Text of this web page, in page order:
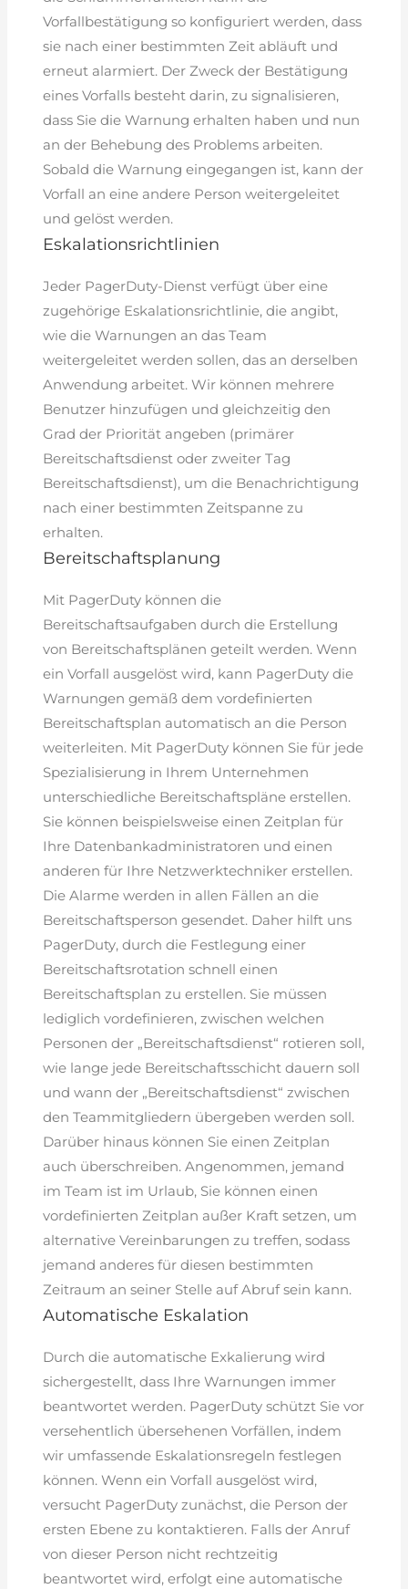
Vorfallbestätigung so konfiguriert werden, dass
sie nach einer bestimmten Zeit abläuft und
erneut alarmiert. Der Zweck der Bestätigung
eines Vorfalls besteht darin, zu signalisieren,
dass Sie die Warnung erhalten haben und nun
an der Behebung des Problems arbeiten.
Sobald die Warnung eingegangen ist, kann der
Vorfall an eine andere Person weitergeleitet
und gelöst werden.
Eskalationsrichtlinien
Jeder PagerDuty-Dienst verfügt über eine
zugehörige Eskalationsrichtlinie, die angibt,
wie die Warnungen an das Team
weitergeleitet werden sollen, das an derselben
Anwendung arbeitet. Wir können mehrere
Benutzer hinzufügen und gleichzeitig den
Grad der Priorität angeben (primärer
Bereitschaftsdienst oder zweiter Tag
Bereitschaftsdienst), um die Benachrichtigung
nach einer bestimmten Zeitspanne zu
erhalten.
Bereitschaftsplanung
Mit PagerDuty können die
Bereitschaftsaufgaben durch die Erstellung
von Bereitschaftsplänen geteilt werden. Wenn
ein Vorfall ausgelöst wird, kann PagerDuty die
Warnungen gemäß dem vordefinierten
Bereitschaftsplan automatisch an die Person
weiterleiten. Mit PagerDuty können Sie für jede
Spezialisierung in Ihrem Unternehmen
unterschiedliche Bereitschaftspläne erstellen.
Sie können beispielsweise einen Zeitplan für
Ihre Datenbankadministratoren und einen
anderen für Ihre Netzwerktechniker erstellen.
Die Alarme werden in allen Fällen an die
Bereitschaftsperson gesendet. Daher hilft uns
PagerDuty, durch die Festlegung einer
Bereitschaftsrotation schnell einen
Bereitschaftsplan zu erstellen. Sie müssen
lediglich vordefinieren, zwischen welchen
Personen der „Bereitschaftsdienst“ rotieren soll,
wie lange jede Bereitschaftsschicht dauern soll
und wann der „Bereitschaftsdienst“ zwischen
den Teammitgliedern übergeben werden soll.
Darüber hinaus können Sie einen Zeitplan
auch überschreiben. Angenommen, jemand
im Team ist im Urlaub, Sie können einen
vordefinierten Zeitplan außer Kraft setzen, um
alternative Vereinbarungen zu treffen, sodass
jemand anderes für diesen bestimmten
Zeitraum an seiner Stelle auf Abruf sein kann.
Automatische Eskalation
Durch die automatische Exkalierung wird
sichergestellt, dass Ihre Warnungen immer
beantwortet werden. PagerDuty schützt Sie vor
versehentlich übersehenen Vorfällen, indem
wir umfassende Eskalationsregeln festlegen
können. Wenn ein Vorfall ausgelöst wird,
versucht PagerDuty zunächst, die Person der
ersten Ebene zu kontaktieren. Falls der Anruf
von dieser Person nicht rechtzeitig
beantwortet wird, erfolgt eine automatische